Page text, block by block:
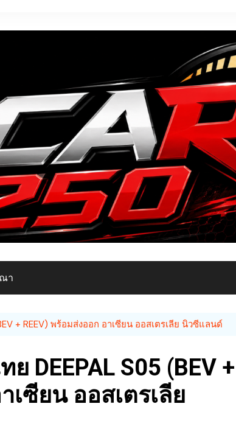
า
+ REEV) พร้อมส่งออก อาเซียน ออสเตรเลีย นิวซีแลนด์
DEEPAL S05 (BEV +
เซียน ออสเตรเลีย